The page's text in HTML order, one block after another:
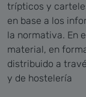
trípticos y
en base a los
la normativa. En
material, en
distribuido a
y de hostelería